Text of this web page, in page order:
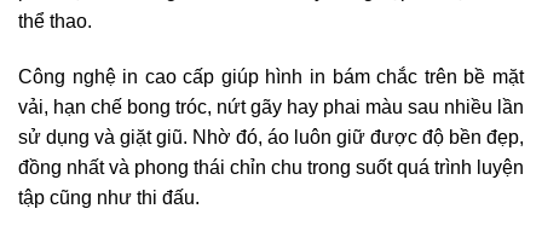
thể thao.
Công nghệ in cao cấp giúp hình in bám chắc trên bề mặt
vải, hạn chế bong tróc, nứt gãy hay phai màu sau nhiều lần
sử dụng và giặt giũ. Nhờ đó, áo luôn giữ được độ bền đẹp,
đồng nhất và phong thái chỉn chu trong suốt quá trình luyện
tập cũng như thi đấu.